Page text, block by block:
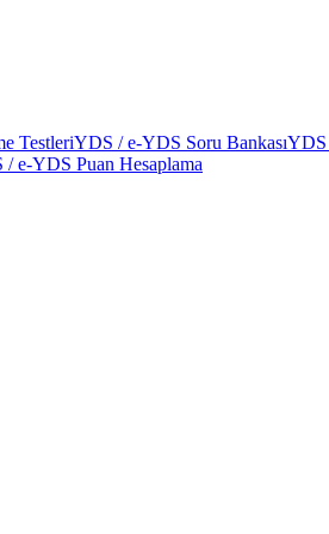
TestleriYDS / e-YDS Soru BankasıYDS
/ e-YDS Puan Hesaplama